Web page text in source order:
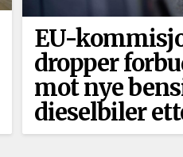
EU-
dropper
mot nye
dieselbiler